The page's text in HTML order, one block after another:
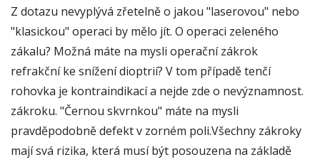
Z dotazu nevyplývá zřetelně o jakou "laserovou" nebo
"klasickou" operaci by mělo jít. O operaci zeleného
zákalu? Možná máte na mysli operační zákrok
refrakční ke snížení dioptrií? V tom případě tenčí
rohovka je kontraindikací a nejde zde o nevýznamnost.
zákroku. "Černou skvrnkou" máte na mysli
pravděpodobně defekt v zorném poli.Všechny zákroky
mají svá rizika, která musí být posouzena na základě